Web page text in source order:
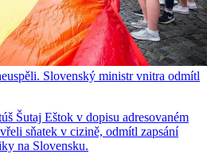
Slovenský ministr vnitra odmítl
Šutaj Eštok v dopisu adresovaném
sňatek v cizině, odmítl zapsání
na Slovensku.